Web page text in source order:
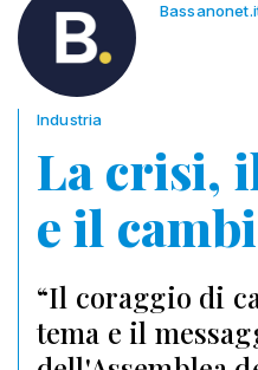
Industria
La crisi,
e il
“Il coraggio di
tema e il